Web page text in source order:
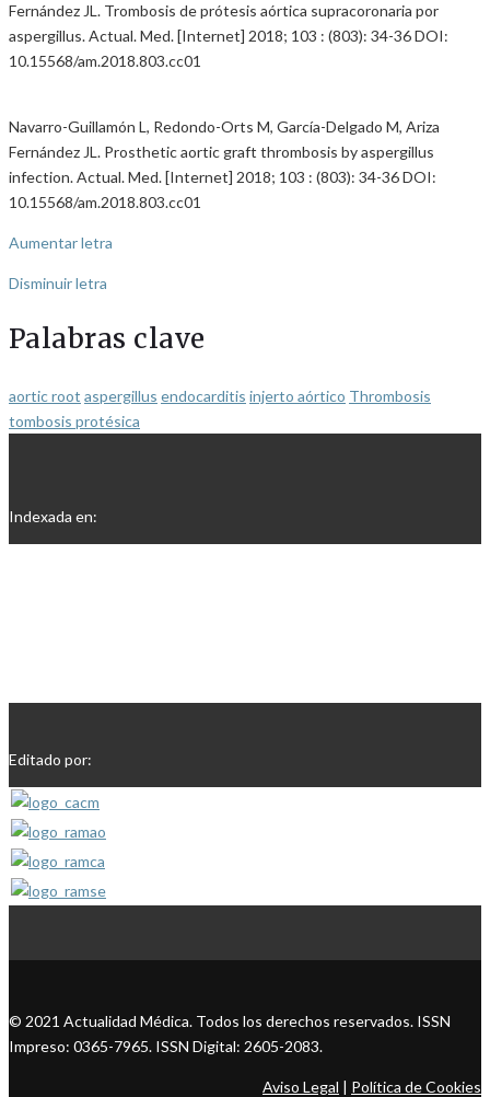
Fernández JL. Trombosis de prótesis aórtica supracoronaria por
aspergillus. Actual. Med. [Internet] 2018; 103 : (803): 34-36 DOI:
10.15568/am.2018.803.cc01
Navarro-Guillamón L, Redondo-Orts M, García-Delgado M, Ariza
Fernández JL. Prosthetic aortic graft thrombosis by aspergillus
infection. Actual. Med. [Internet] 2018; 103 : (803): 34-36 DOI:
10.15568/am.2018.803.cc01
Aumentar letra
Disminuir letra
Palabras clave
aortic root aspergillus endocarditis injerto aórtico Thrombosis
tombosis protésica
Indexada en:
Editado por:
© 2021 Actualidad Médica. Todos los derechos reservados. ISSN
Impreso: 0365-7965. ISSN Digital: 2605-2083.
Aviso Legal | Política de Cookies